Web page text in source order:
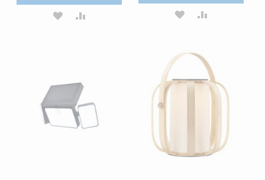
ΠΡΟΣΘΉΚΗ
ΠΡΟΣΘΉΚΗ
ΛΊΣΤΑ
ΕΠΙΘΥΜΙΏΝ